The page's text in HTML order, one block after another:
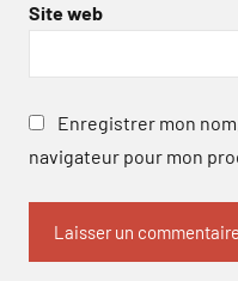
Site web
Enregistrer mon
navigateur pour mon